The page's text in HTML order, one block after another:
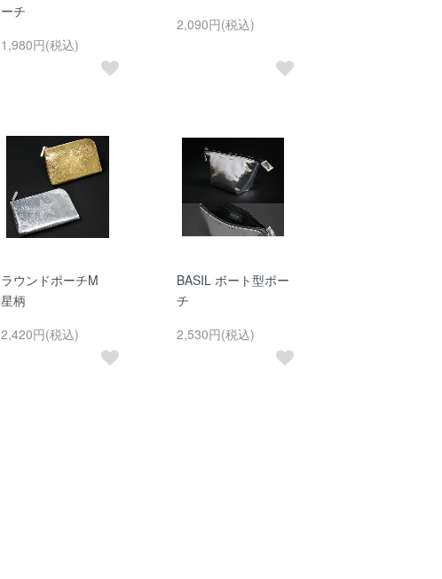
ーチ
1,980円(税込)
2,090円(税込)
ラウンドポーチM
星柄
2,420円(税込)
BASIL ボート型ポー
チ
2,530円(税込)